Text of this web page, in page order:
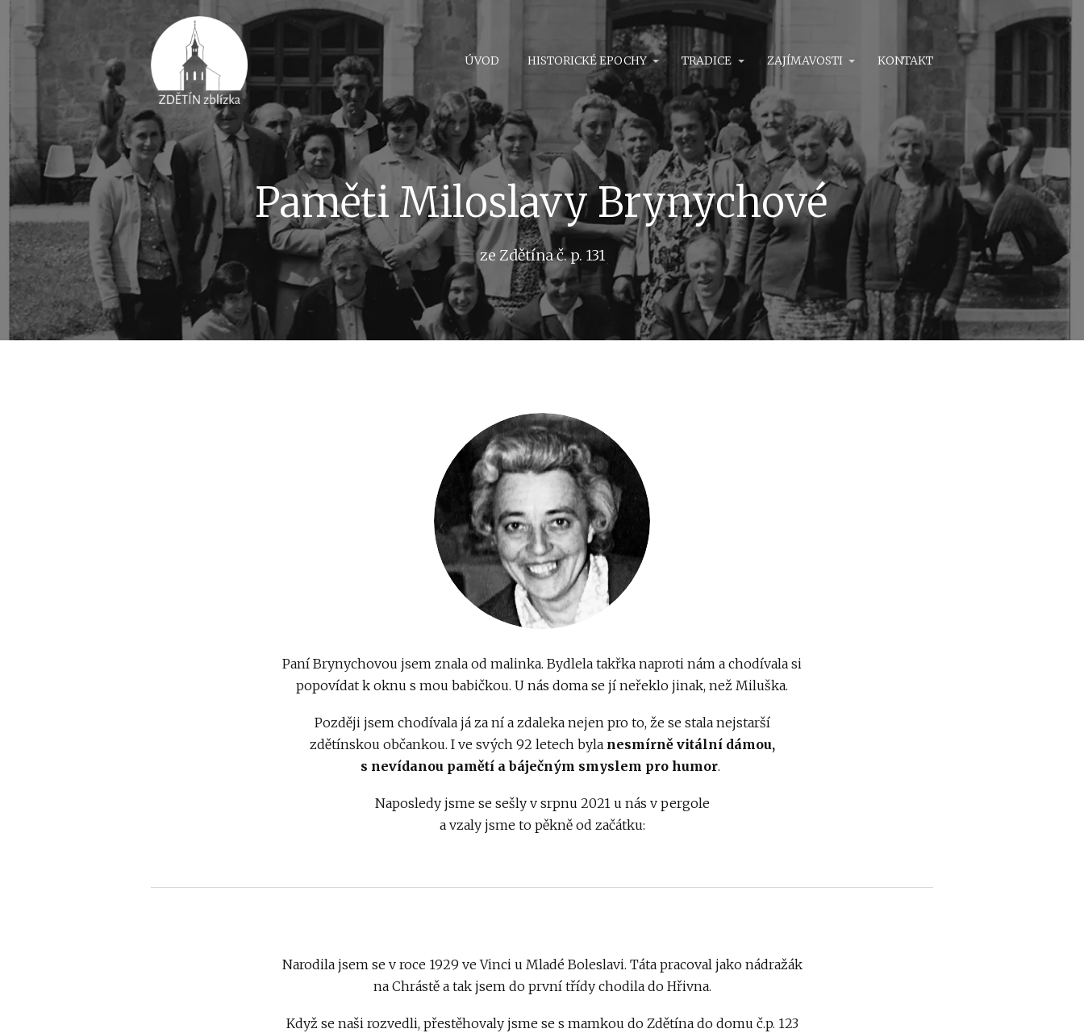
ÚVOD HISTORICKÉ EPOCHY TRADICE ZAJÍMAVOSTI KONTAKT
Paměti Miloslavy Brynychové
ze Zdětína č. p. 131
Paní Brynychovou jsem znala od malinka. Bydlela takřka naproti nám a chodívala si
popovídat k oknu s mou babičkou. U nás doma se jí neřeklo jinak, než Miluška.
Později jsem chodívala já za ní a zdaleka nejen pro to, že se stala nejstarší
zdětínskou občankou. I ve svých 92 letech byla nesmírně vitální dámou,
s nevídanou pamětí a báječným smyslem pro humor.
Naposledy jsme se sešly v srpnu 2021 u nás v pergole
a vzaly jsme to pěkně od začátku:
Narodila jsem se v roce 1929 ve Vinci u Mladé Boleslavi. Táta pracoval jako nádražák
na Chrástě a tak jsem do první třídy chodila do Hřivna.
Když se naši rozvedli, přestěhovaly jsme se s mamkou do Zdětína do domu č.p. 123